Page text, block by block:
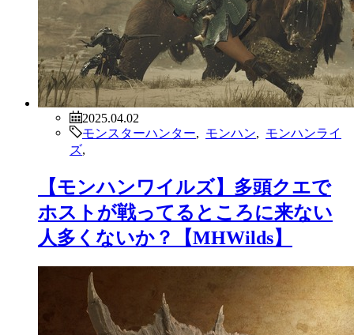
2025.04.02
モンスターハンター
モンハン
モンハンライ
ズ
【モンハンワイルズ】多頭クエで
ホストが戦ってるところに来ない
人多くないか？【MHWilds】